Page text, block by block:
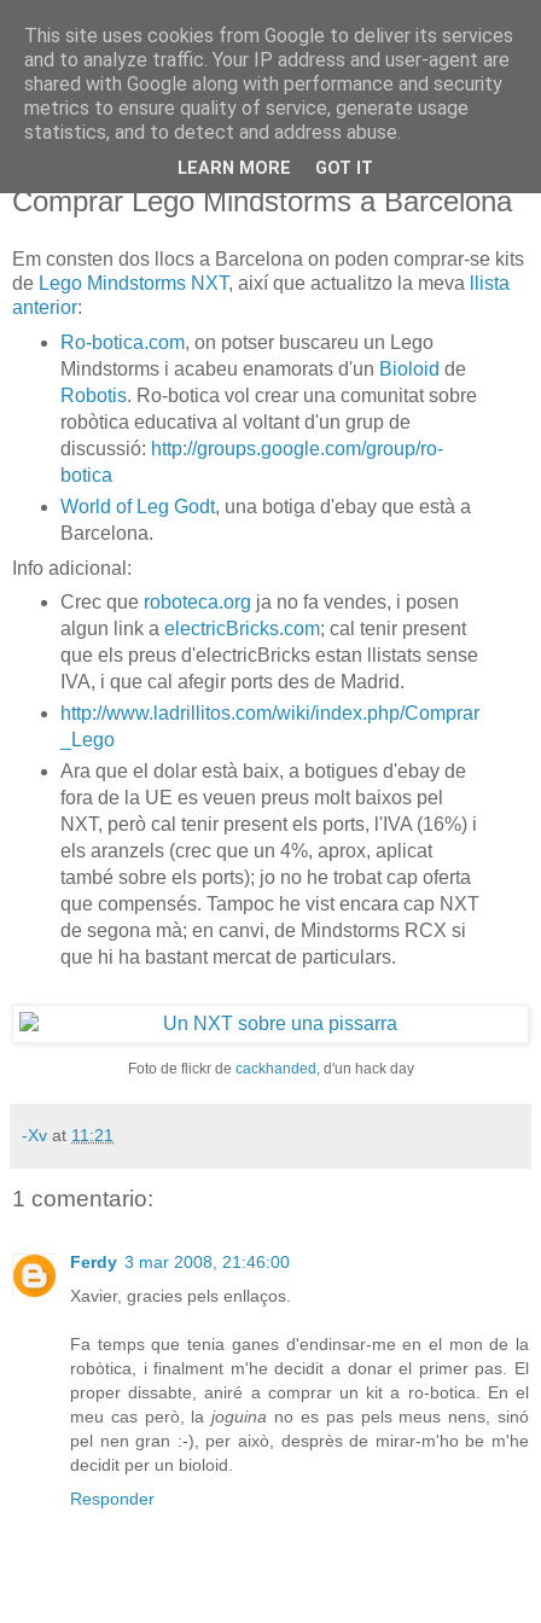
X de Xavier
Unos y ceros. A veces, en el orden adecuado.
Comprar Lego Mindstorms a Barcelona
Em consten dos llocs a Barcelona on poden comprar-se kits
de Lego Mindstorms NXT, així que actualitzo la meva
llista
anterior:
Ro-botica.com, on potser buscareu un Lego
Mindstorms i acabeu enamorats d'un Bioloid de
Robotis. Ro-botica vol crear una comunitat sobre
robòtica educativa al voltant d'un grup de
discussió: http://groups.google.com/group/ro-
botica
World of Leg Godt, una botiga d'ebay que està a
Barcelona.
Info adicional:
Crec que roboteca.org ja no fa vendes, i posen
algun link a electricBricks.com; cal tenir present
que els preus d'electricBricks estan llistats sense
IVA, i que cal afegir ports des de Madrid.
http://www.ladrillitos.com/wiki/index.php/Comprar
_Lego
Ara que el dolar està baix, a botigues d'ebay de
fora de la UE es veuen preus molt baixos pel
NXT, però cal tenir present els ports, l'IVA (16%) i
els aranzels (crec que un 4%, aprox, aplicat
també sobre els ports); jo no he trobat cap oferta
que compensés. Tampoc he vist encara cap NXT
de segona mà; en canvi, de Mindstorms RCX si
que hi ha bastant mercat de particulars.
Foto de flickr de cackhanded , d'un hack day
-Xv at 11:21
1 comentario:
Ferdy 3 mar 2008, 21:46:00
Xavier, gracies pels enllaços.
Fa temps que tenia ganes d'endinsar-me en el mon de la
robòtica, i finalment m'he decidit a donar el primer pas. El
proper dissabte, aniré a comprar un kit a ro-botica. En el
meu cas però, lajoguina no es pas pels meus nens, sinó
pel nen gran :-), per això, desprès de mirar-m'ho be m'he
decidit per un bioloid.
Responder
This site uses cookies from Google to deliver its services
and to analyze traffic. Your IP address and user-agent are
shared with Google along with performance and security
metrics to ensure quality of service, generate usage
statistics, and to detect and address abuse.
LEARN MORE GOT IT